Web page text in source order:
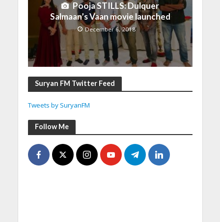
Pooja STILLS: Dulquer
Salmaan’s Vaan movie launched
December 6, 2018
Suryan FM Twitter Feed
Tweets by SuryanFM
Follow Me